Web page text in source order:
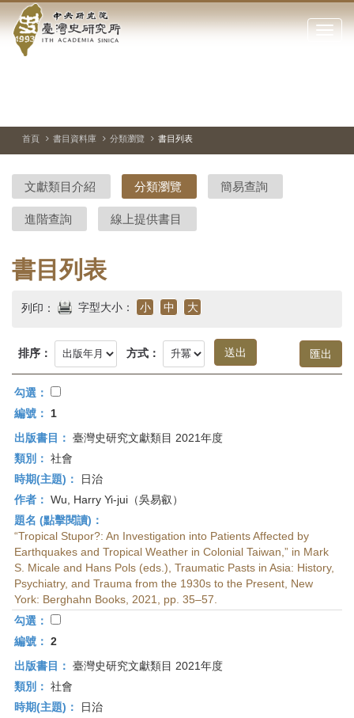
到中
央
院-
臺
灣
史
研
究
首
頁
點
閉
站
停、
圖
圖
結
首頁 書目資料庫 分類瀏覽 書目列表
文獻類目介紹 分類瀏覽 簡易查詢
進階查詢 線上提供書目
書目列表
列印： 字型大小： 小 中 大
排序： 方式：
勾選：
編號：
1
出版書目： 臺灣史研究文獻類目 2021年度
類別： 社會
時期(主題)：
日治
作者： Wu, Harry Yi-jui（吳易叡）
題名 (點擊閱讀)：
“Tropical Stupor?: An Investigation into Patients Affected by
Earthquakes and Tropical Weather in Colonial Taiwan,” in Mark
S. Micale and Hans Pols (eds.), Traumatic Pasts in Asia: History,
Psychiatry, and Trauma from the 1930s to the Present, New
York: Berghahn Books, 2021, pp. 35–57.
勾選：
編號： 2
出版書目： 臺灣史研究文獻類目 2021年度
類別： 社會
時期(主題)：
日治